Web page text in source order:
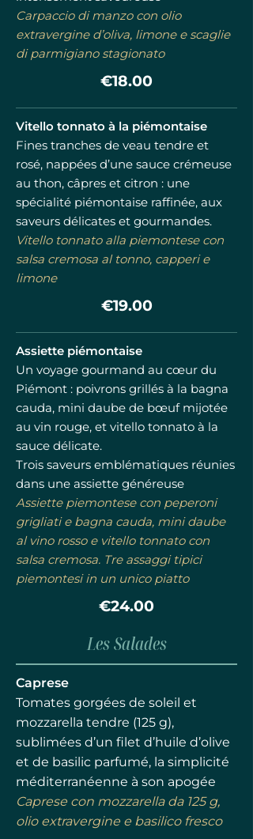
Carpaccio di manzo con olio
extravergine d’oliva, limone e scaglie
di parmigiano stagionato
€18.00
Vitello tonnato à la piémontaise
Fines tranches de veau tendre et
rosé, nappées d’une sauce crémeuse
au thon, câpres et citron : une
spécialité piémontaise raffinée, aux
saveurs délicates et gourmandes.
Vitello tonnato alla piemontese con
salsa cremosa al tonno, capperi e
limone
€19.00
Assiette piémontaise
Un voyage gourmand au cœur du
Piémont : poivrons grillés à la bagna
cauda, mini daube de bœuf mijotée
au vin rouge, et vitello tonnato à la
sauce délicate.
Trois saveurs emblématiques réunies
dans une assiette généreuse
Assiette piemontese con peperoni
grigliati e bagna cauda, mini daube
al vino rosso e vitello tonnato con
salsa cremosa. Tre assaggi tipici
piemontesi in un unico piatto
€24.00
Les Salades
Caprese
Tomates gorgées de soleil et
mozzarella tendre (125 g),
sublimées d’un filet d’huile d’olive
et de basilic parfumé, la simplicité
méditerranéenne à son apogée
Caprese con mozzarella da 125 g,
olio extravergine e basilico fresco